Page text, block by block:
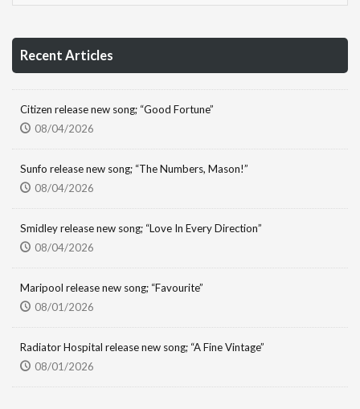
Recent Articles
Citizen release new song; “Good Fortune”
08/04/2026
Sunfo release new song; “The Numbers, Mason!”
08/04/2026
Smidley release new song; “Love In Every Direction”
08/04/2026
Maripool release new song; “Favourite”
08/01/2026
Radiator Hospital release new song; “A Fine Vintage”
08/01/2026